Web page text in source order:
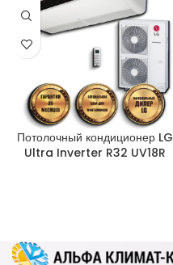
Потолочный кондиционер LG
Ultra Inverter R32 UV18R